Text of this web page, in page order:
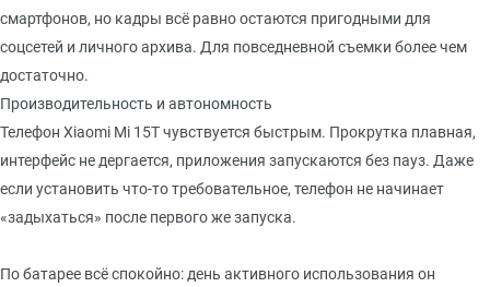
смартфонов, но кадры всё равно остаются пригодными для
соцсетей и личного архива. Для повседневной съемки более чем
достаточно.
Производительность и автономность
Телефон Xiaomi Mi 15T чувствуется быстрым. Прокрутка плавная,
интерфейс не дергается, приложения запускаются без пауз. Даже
если установить что-то требовательное, телефон не начинает
«задыхаться» после первого же запуска.
По батарее всё спокойно: день активного использования он